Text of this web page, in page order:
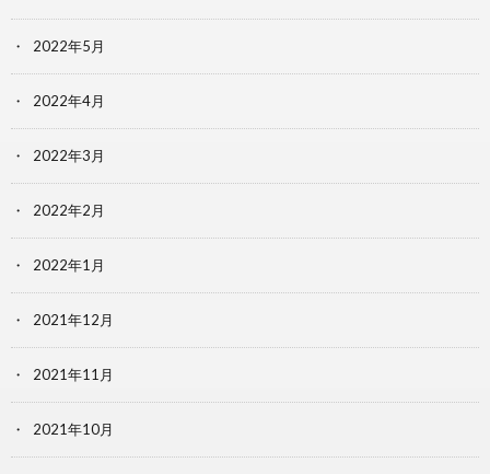
2022年5月
2022年4月
2022年3月
2022年2月
2022年1月
2021年12月
2021年11月
2021年10月